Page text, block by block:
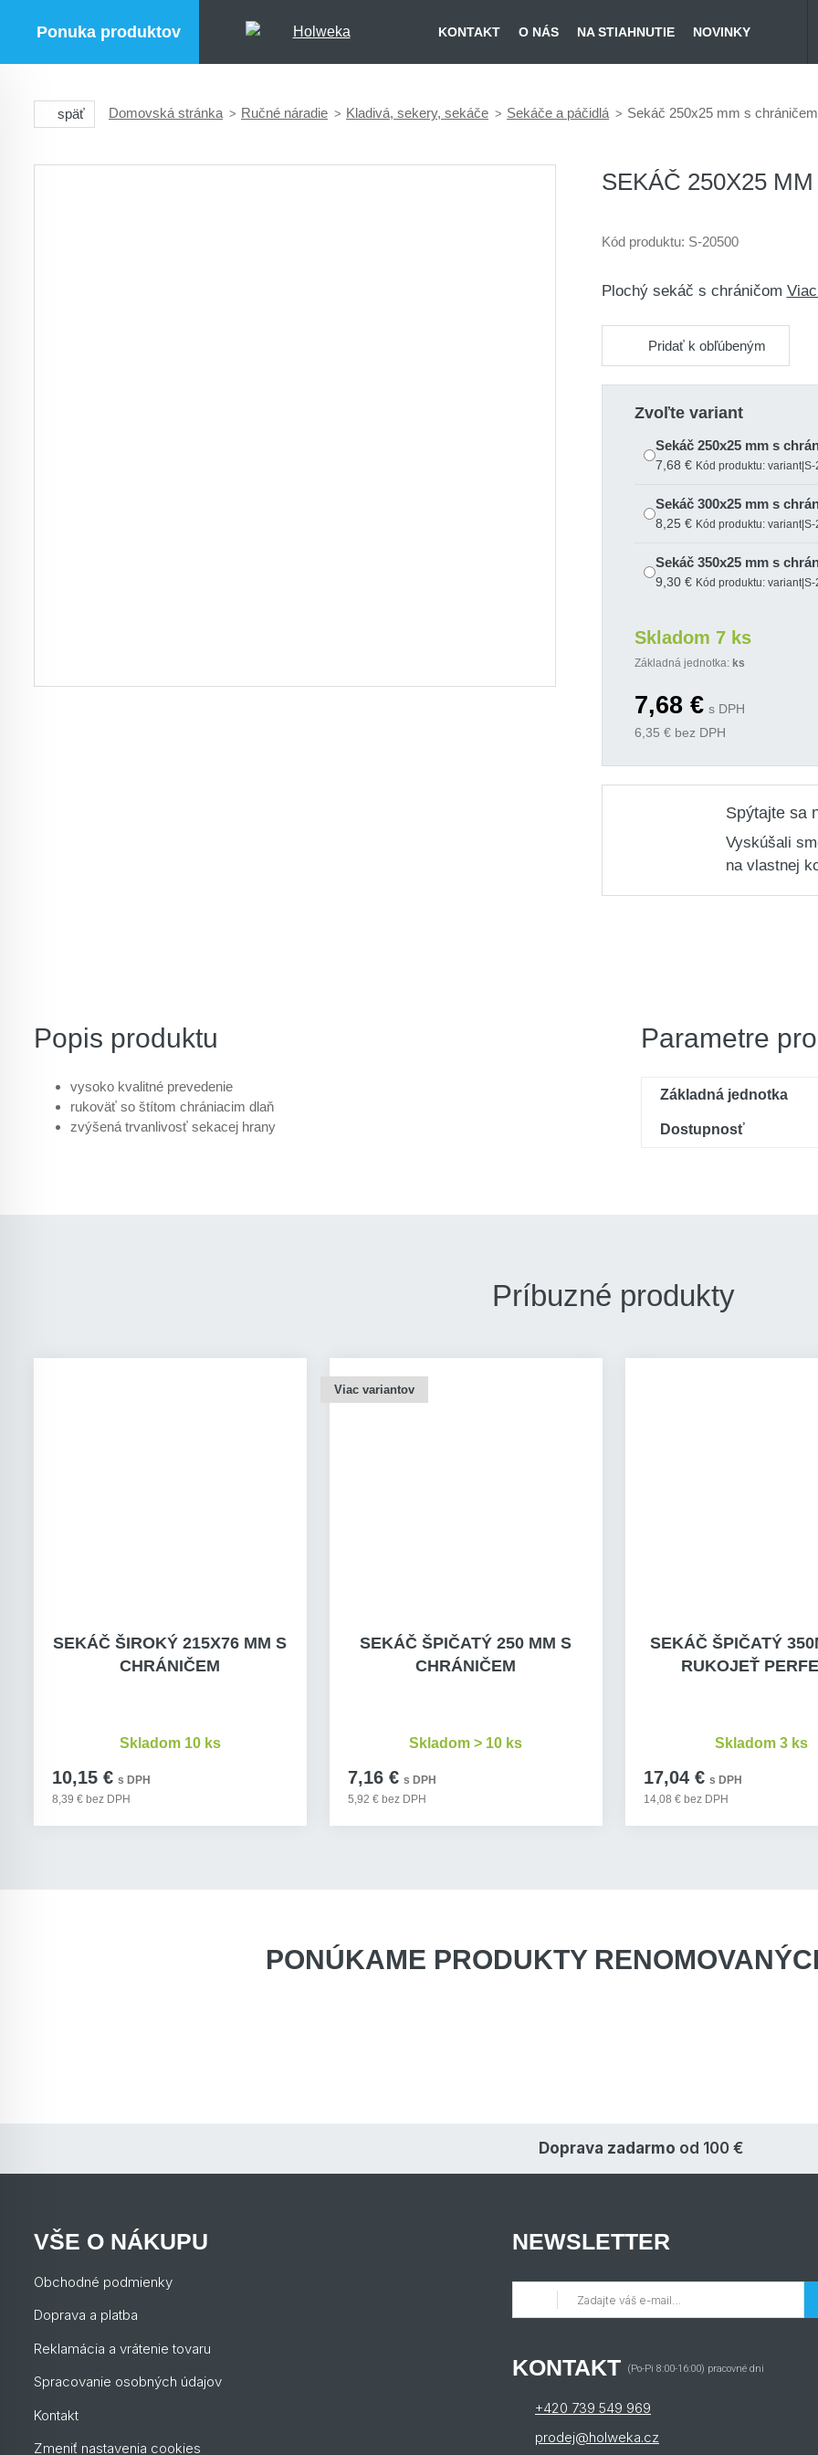
Ponuka produktov KONTAKT O NÁS NA STIAHNUTIE NOVINKY
späť Domovská stránka Ručné náradie Kladivá, sekery, sekáče Sekáče a páčidlá Sekáč 250x25 mm s chráničem
SEKÁČ 250X25
Kód produktu: S-20500
Plochý sekáč s chráničom
Pridať k obľúbeným
Zvoľte variant
Sekáč 250x25 mm s
7,68 € Kód produktu:
Sekáč 300x25 mm s
8,25 € Kód produktu:
Sekáč 350x25 mm s
9,30 € Kód produktu:
Skladom 7 ks
Základná jednotka: ks
7,68€ s DPH
6,35 € bez DPH
Spýtajte sa
Vyskúšali
na vlastnej
Popis produktu
vysoko kvalitné prevedenie
rukoväť so štítom chrániacim dlaň
zvýšená trvanlivosť sekacej hrany
Parametre
Základná jednotka
Dostupnosť
Príbuzné produkty
SEKÁČ ŠIROKÝ 215X76 MM S
CHRÁNIČEM
10,15 € s DPH
8,39 € bez DPH
Skladom 10 ks
Viac variantov
SEKÁČ ŠPIČATÝ 250 MM S
CHRÁNIČEM
7,16 € s DPH
5,92 € bez DPH
Skladom > 10 ks
SEKÁČ ŠPIČATÝ
RUKOJEŤ
17,04 € s DPH
14,08 € bez DPH
Skladom 3 ks
PONÚKAME PRODUKTY
Doprava zadarmo od 100 €
VŠE O NÁKUPU
Obchodné podmienky
Doprava a platba
Reklamácia a vrátenie tovaru
Spracovanie osobných údajov
Kontakt
Zmeniť nastavenia cookies
NEWSLETTER
KONTAKT (Po-Pi 8:00-16:00) pracovné dni
+420 739 549 969
prodej@holweka.cz